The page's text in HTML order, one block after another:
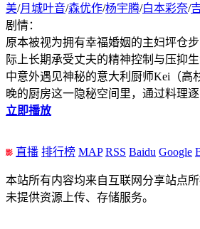
美/月城叶音/森优作/杨宇腾/白本彩奈/
剧情：
原本被视为拥有幸福婚姻的主妇坪仓
际上长期承受丈夫的精神控制与压抑
中意外遇见神秘的意大利厨师Kei（高
晚的厨房这一隐秘空间里，通过料理逐
立即播放
直播 排行榜 MAP RSS Baidu Google
本站所有内容均来自互联网分享站点所
未提供资源上传、存储服务。